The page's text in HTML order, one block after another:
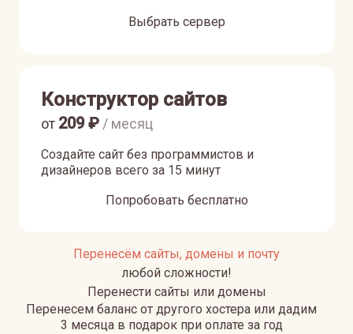
Выбрать сервер
Конструктор сайтов
Создайте сайт без программистов и
дизайнеров всего за 15 минут
от 209₽ / месяц
Попробовать бесплатно
Перенесём сайты, домены и почту
любой сложности!
Перенести сайты или домены
Перенесем баланс от другого хостера или дадим
3 месяца в подарок при оплате за год